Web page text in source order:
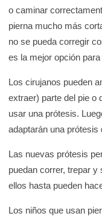
o caminar
pierna mucho más
no se pueda corregir
es la mejor opción
Los cirujanos pueden
extraer) parte del pie o
usar una prótesis.
adaptarán una prótesis
Las nuevas prótesis
puedan correr, trepar
ellos hasta pueden
Los niños que usan